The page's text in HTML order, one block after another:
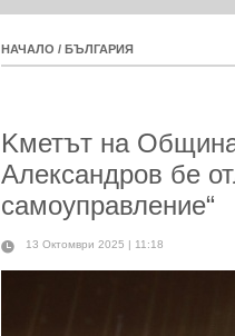
НАЧАЛО / БЪЛГАРИЯ
Kметът на
Александров бе
самоуправление“
13 Октомври 2025 | 11:18